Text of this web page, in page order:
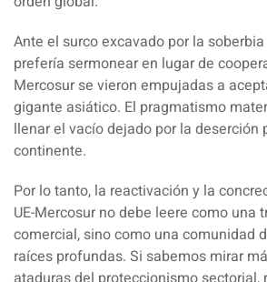
Ante el surco excavado por la
prefería sermonear en lugar de
Mercosur se vieron empujadas a
gigante asiático. El pragmatismo
llenar el vacío dejado por la deserción
continente.
Por lo tanto, la reactivación y la
UE-Mercosur no debe leere como una
comercial, sino como una comunidad
raíces profundas. Si sabemos mirar